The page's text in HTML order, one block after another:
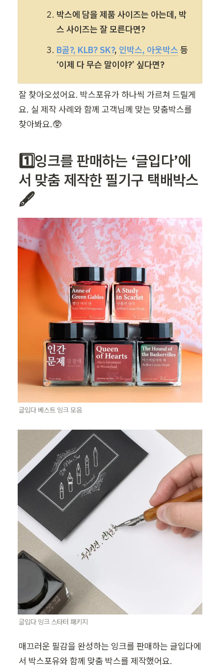
박스에 담을 제품 사이즈는 아는데, 박
스 사이즈는 잘 모른다면?
B골?, KLB? SK?, 인박스, 아웃박스 등
‘이제 다 무슨 말이야?’ 싶다면?
잘 찾아오셨어요. 박스포유가 하나씩 가르쳐 드릴게
요. 실 제작 사례와 함께 고객님께 맞는 맞춤박스를
찾아봐요.🥸
1️⃣잉크를 판매하는 ‘글입다’에
서 맞춤 제작한 필기구 택배박스
🖋️
글입다 베스트 잉크 모음
글입다 잉크 스타터 패키지
매끄러운 필감을 완성하는 잉크를 판매하는 글입다에
서 박스포유와 함께 맞춤 박스를 제작했어요.